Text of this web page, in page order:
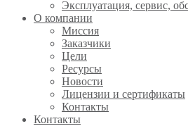
Эксплуатация, сервис,
О компании
Миссия
Заказчики
Цели
Ресурсы
Новости
Лицензии и сертификаты
Контакты
Контакты